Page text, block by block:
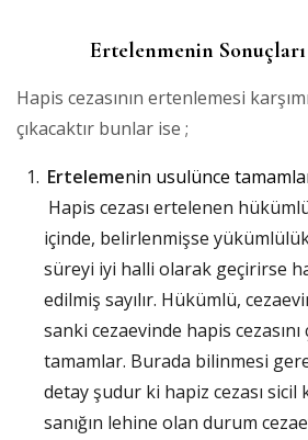
Ertelenmenin
Hapis cezasının ertenlemesi
çıkacaktır bunlar ise ;
Ertelemenin usulünce
Hapis cezası ertelenen
içinde, belirlenmişse
süreyi iyi halli olarak geçirirse
edilmiş sayılır. Hükümlü,
sanki cezaevinde hapis
tamamlar. Burada bilinmesi
detay şudur ki hapiz cezası sicil
sanığın lehine olan durum